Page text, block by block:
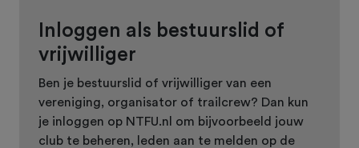
Inloggen als bestuurslid of
vrijwilliger
Ben je bestuurslid of vrijwilliger van een
vereniging, organisator of trailcrew? Dan kun
je inloggen op NTFU.nl om bijvoorbeeld jouw
club te beheren, leden aan te melden op de